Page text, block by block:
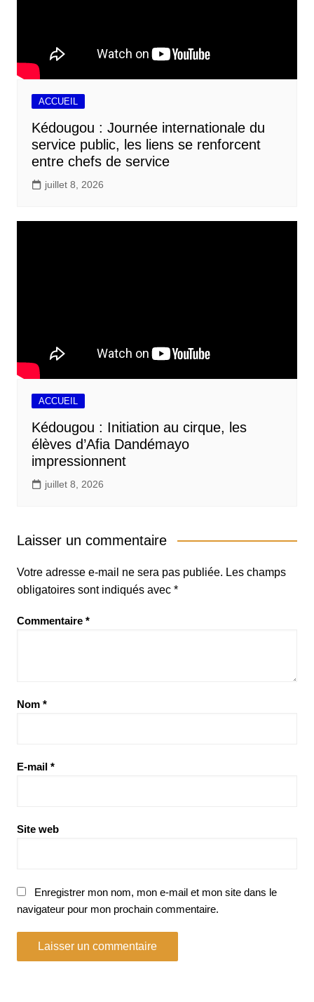
ACCUEIL
Kédougou : Journée internationale du
service public, les liens se renforcent
entre chefs de service
juillet 8, 2026
ACCUEIL
Kédougou : Initiation au cirque, les
élèves d’Afia Dandémayo
impressionnent
juillet 8, 2026
Laisser un commentaire
Votre adresse e-mail ne sera pas publiée. Les champs
obligatoires sont indiqués avec *
Commentaire *
Nom *
E-mail *
Site web
Enregistrer mon nom, mon e-mail et mon site dans le
navigateur pour mon prochain commentaire.